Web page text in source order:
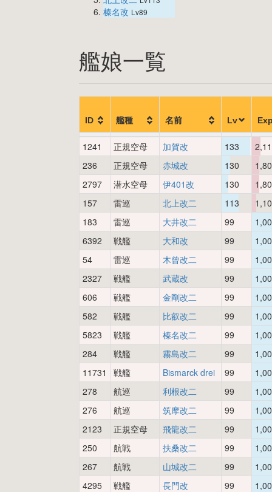
榛名改 Lv89
艦娘一覧
ID 艦種 名前 Lv
1241 正規空母 加賀改 133
236
正規空母 赤城改 130
2797
潜水空母 伊401改 130
157
雷巡 北上改二 113
183
雷巡 大井改二 99
6392
戦艦 大和改 99
54
雷巡 木曾改二 99
2327
戦艦 武蔵改 99
606
戦艦 金剛改二 99
582
戦艦 比叡改二 99
5823
戦艦 榛名改二 99
284
戦艦 霧島改二 99
11731
戦艦 Bismarck drei 99
278
航巡 利根改二 99
276
航巡 筑摩改二 99
2123
正規空母 飛龍改二 99
250
航戦 扶桑改二 99
267
航戦 山城改二 99
4295
戦艦 長門改 99